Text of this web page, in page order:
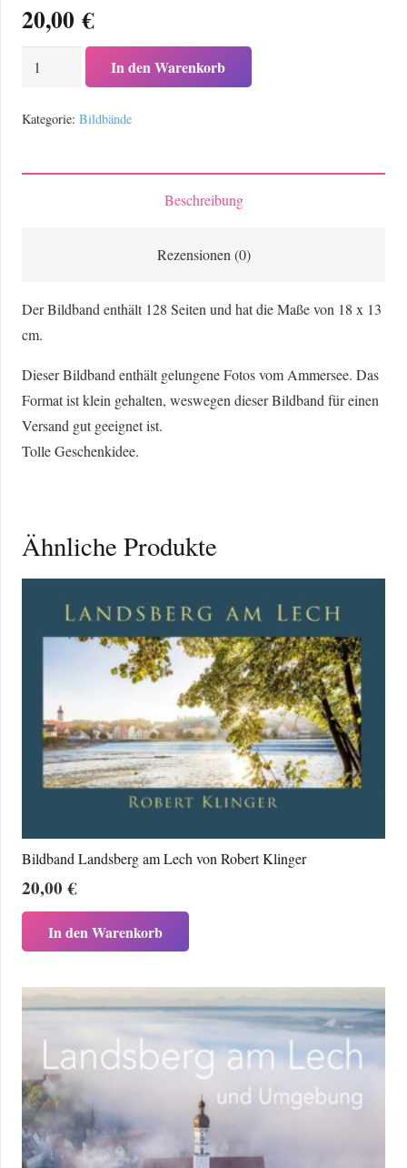
20,00€
Bildband
In den Warenkorb
Kategorie: Bildbände
Beschreibung
Rezensionen (0)
Der Bildband enthält 128 Seiten und hat die Maße von 18 x 13
cm.
Dieser Bildband enthält gelungene Fotos vom Ammersee. Das
Format ist klein gehalten, weswegen dieser Bildband für einen
Versand gut geeignet ist.
Tolle Geschenkidee.
Ähnliche Produkte
Bildband Landsberg am Lech von Robert Klinger
20,00€
In den Warenkorb